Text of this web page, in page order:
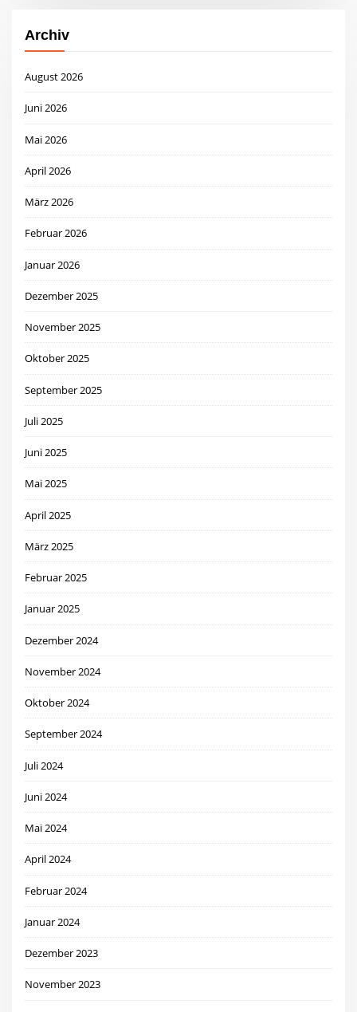
Archiv
August 2026
Juni 2026
Mai 2026
April 2026
März 2026
Februar 2026
Januar 2026
Dezember 2025
November 2025
Oktober 2025
September 2025
Juli 2025
Juni 2025
Mai 2025
April 2025
März 2025
Februar 2025
Januar 2025
Dezember 2024
November 2024
Oktober 2024
September 2024
Juli 2024
Juni 2024
Mai 2024
April 2024
Februar 2024
Januar 2024
Dezember 2023
November 2023